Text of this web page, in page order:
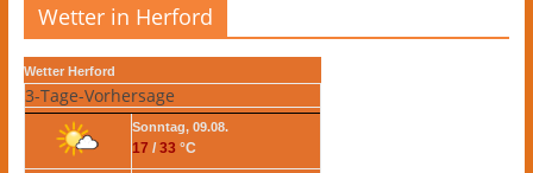
Wetter in Herford
Wetter Herford
3-Tage-Vorhersage
Sonntag, 09.08.
17 / 33 °C